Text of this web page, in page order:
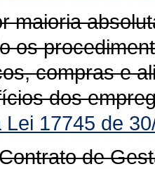
maioria
os
compras e
dos
17745 de
de